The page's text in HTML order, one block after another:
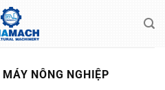
MÁY NÔNG NGHIỆP